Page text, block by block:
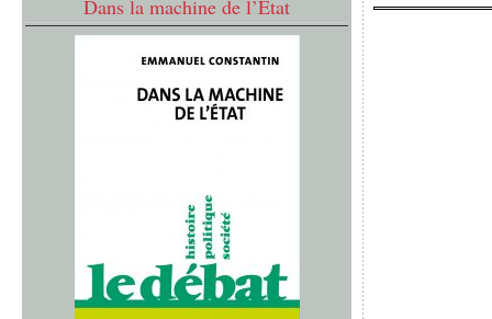
Dans la machine de l’État